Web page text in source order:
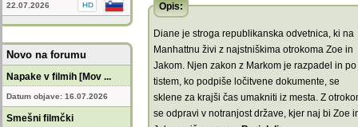
22.07.2026
Novo na forumu
Napake v filmih [Mov ...
Datum objave: 16.07.2026
Smešni filmčki
Opis:
Diane je stroga republikanska odvetnica, ki na
Manhattnu živi z najstniškima otrokoma Zoe in
Jakom. Njen zakon z Markom je razpadel in po
tistem, ko podpiše ločitvene dokumente, se
sklene za krajši čas umakniti iz mesta. Z
se odpravi v notranjost države, kjer naj bi Zoe